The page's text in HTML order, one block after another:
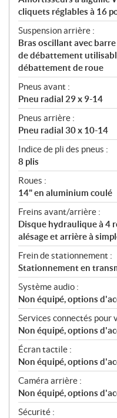
cliquets réglables à 16
Suspension arrière :
Bras oscillant avec
de débattement
débattement de roue
Pneus avant :
Pneu radial 29 x 9-14
Pneus arrière :
Pneu radial 30 x 10-14
Indice de pli des pneus :
8 plis
Roues :
14" en aluminium coulé
Freins avant/arrière :
Disque hydraulique à 4
alésage et arrière à
Frein de stationnement :
Stationnement en
Système audio :
Non équipé, options
Services connectés pour
Non équipé, options
Écran tactile :
Non équipé, options
Caméra arrière :
Non équipé, options
Sécurité :